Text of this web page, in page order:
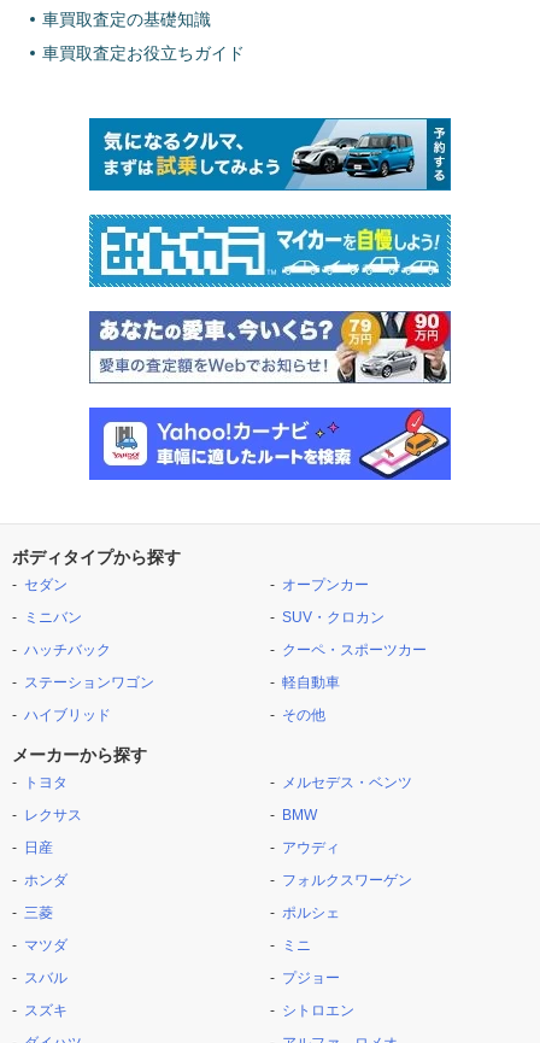
車買取査定の基礎知識
車買取査定お役立ちガイド
ボディタイプから探す
セダン
ミニバン
ハッチバック
ステーションワゴン
ハイブリッド
オープンカー
SUV・クロカン
クーペ・スポーツカー
軽自動車
その他
メーカーから探す
トヨタ
レクサス
日産
ホンダ
三菱
マツダ
スバル
スズキ
メルセデス・ベンツ
BMW
アウディ
フォルクスワーゲン
ポルシェ
ミニ
プジョー
シトロエン